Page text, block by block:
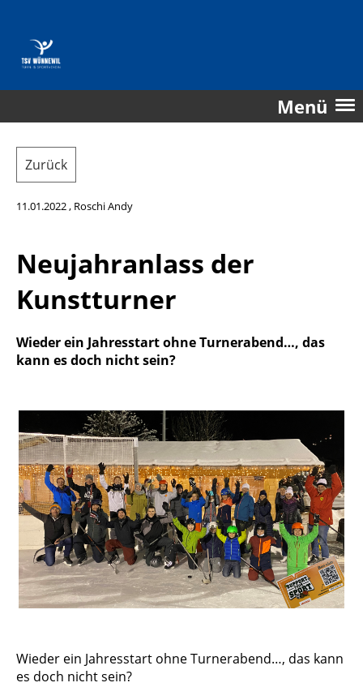
Menü
Zurück
11.01.2022, Roschi Andy
Neujahranlass der
Kunstturner
Wieder ein Jahresstart ohne Turnerabend…, das
kann es doch nicht sein?
Wieder ein Jahresstart ohne Turnerabend…, das kann
es doch nicht sein?